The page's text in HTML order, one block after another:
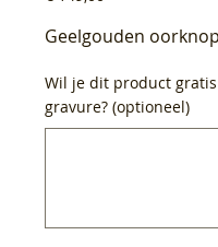
Geelgouden
Wil je dit product
gravure? (optioneel)